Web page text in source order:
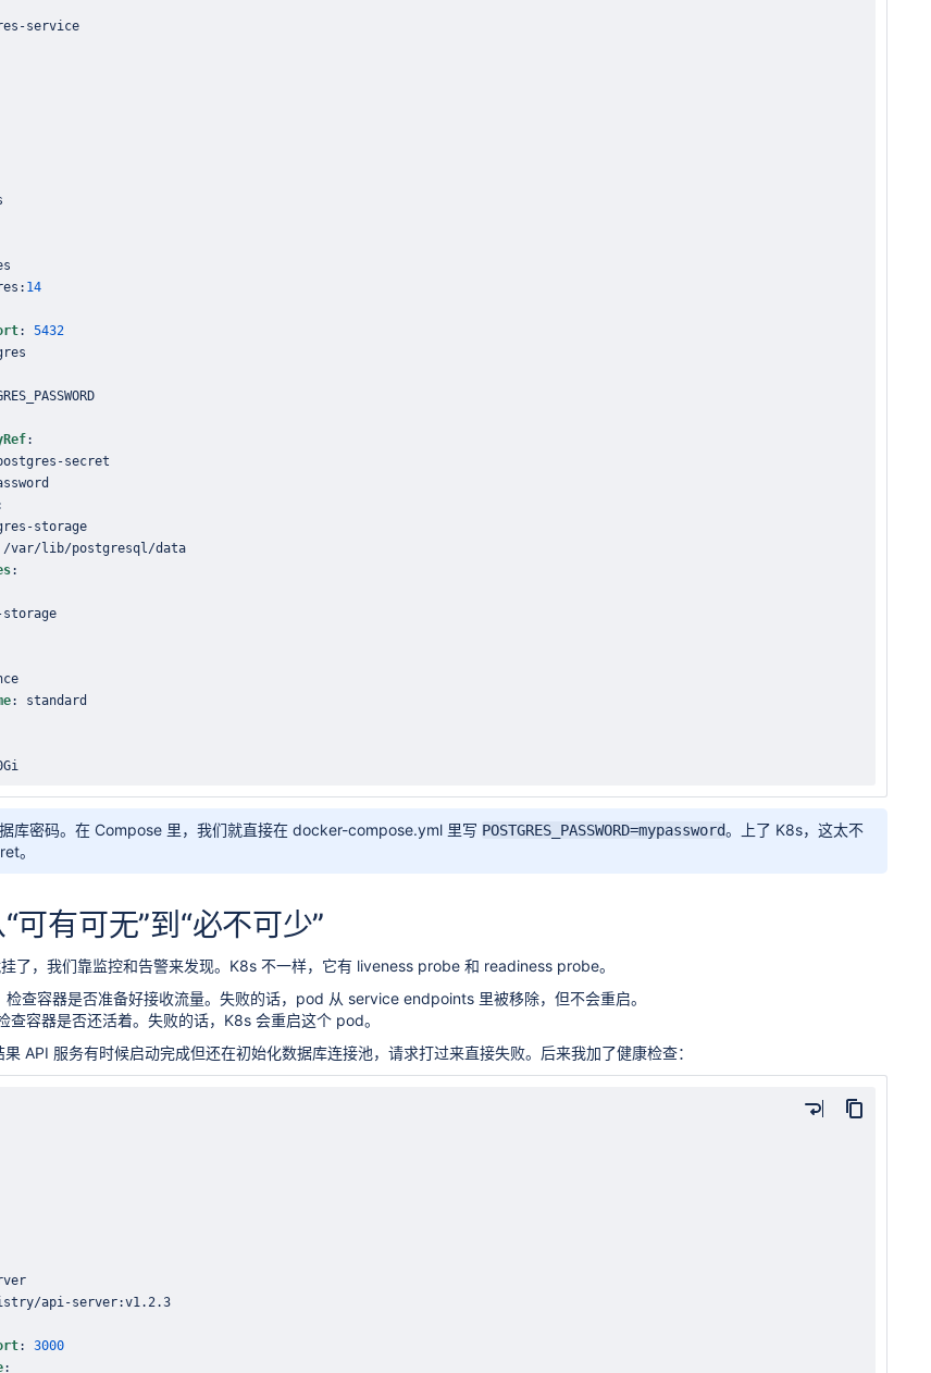
-
: 14
:
5432
:
-
-
:
:
库密码。在 Compose 里，我们就直接在 docker-compose.yml 里写 POSTGRES_PASSWORD=mypassword。上了 K8s，这太不
。
可有可无”到“必不可少”
了，我们靠监控和告警来发现。K8s 不一样，它有 liveness probe 和 readiness probe。
检查容器是否准备好接收流量。失败的话，pod 从 service endpoints 里被移除，但不会重启。
查容器是否还活着。失败的话，K8s 会重启这个 pod。
API 服务有时候启动完成但还在初始化数据库连接池，请求打过来直接失败。后来我加了健康检查：
api-server:
:
3000
: